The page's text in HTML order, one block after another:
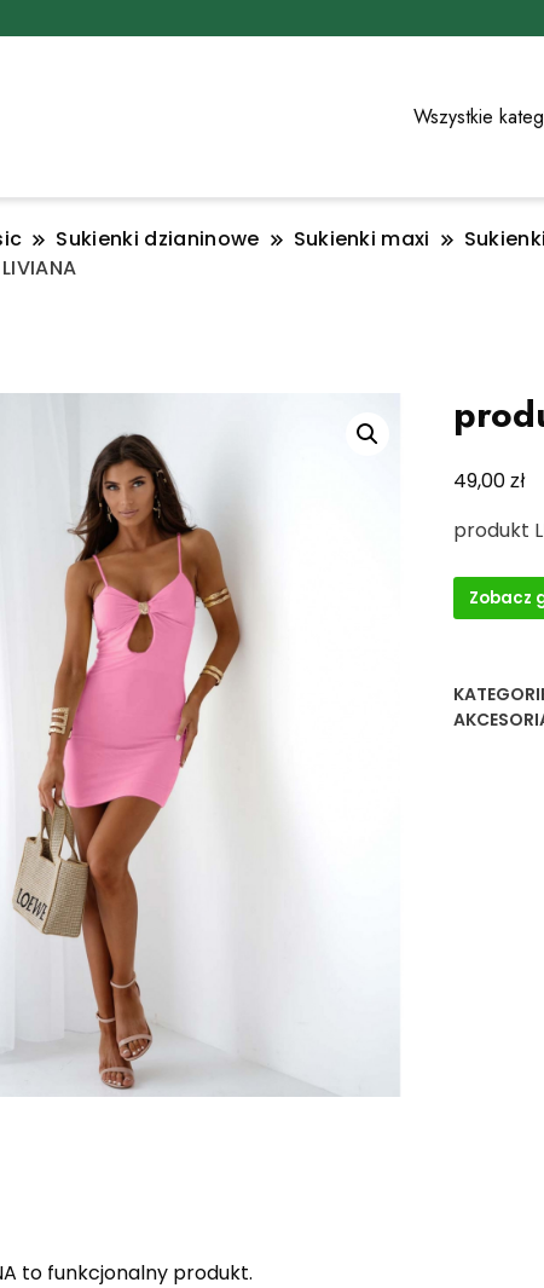
Wszystkie
Sukienki dzianinowe Sukienki maxi
49,00zł
produkt
Zobacz
to funkcjonalny produkt.